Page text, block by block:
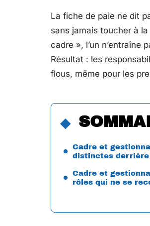
La fiche de paie ne dit
sans jamais toucher à
cadre », l’un n’entraîne
Résultat : les
flous, même pour les
Cadre et
distinctes
Cadre et
rôles qui ne se